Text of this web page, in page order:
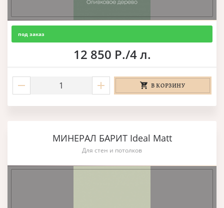
под заказ
12 850 Р./4 л.
В КОРЗИНУ
МИНЕРАЛ БАРИТ Ideal Matt
Для стен и потолков